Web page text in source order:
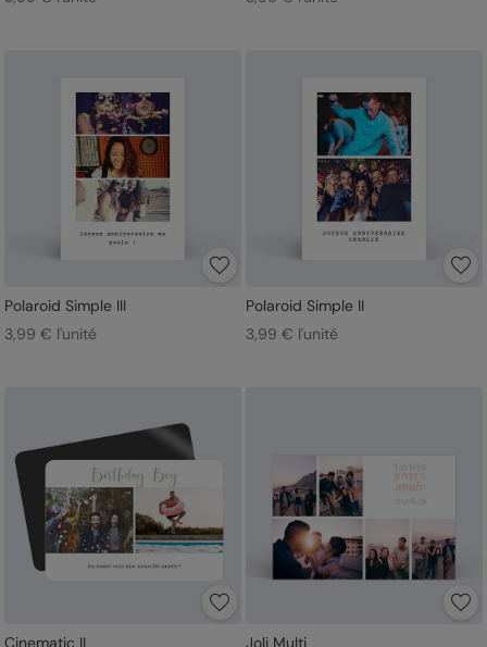
Polaroid Simple III
3,99 € l'unité
Polaroid Simple II
3,99 € l'unité
Cinematic II Joli Multi